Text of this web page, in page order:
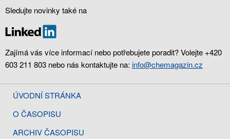
Sledujte novinky také na
Zajímá vás více informací nebo potřebujete poradit? Volejte +420
603 211 803 nebo nás kontaktujte na: info@chemagazin.cz
ÚVODNÍ STRÁNKA
O ČASOPISU
ARCHIV ČASOPISU